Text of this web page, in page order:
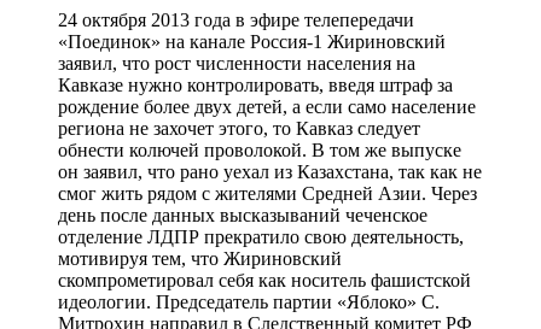
24 октября 2013 года в эфире телепередачи
«Поединок» на канале Россия-1 Жириновский
заявил, что рост численности населения на
Кавказе нужно контролировать, введя штраф за
рождение более двух детей, а если само население
региона не захочет этого, то Кавказ следует
обнести колючей проволокой. В том же выпуске
он заявил, что рано уехал из Казахстана, так как не
смог жить рядом с жителями Средней Азии. Через
день после данных высказываний чеченское
отделение ЛДПР прекратило свою деятельность,
мотивируя тем, что Жириновский
скомпрометировал себя как носитель фашистской
идеологии. Председатель партии «Яблоко» С.
Митрохин направил в Следственный комитет РФ